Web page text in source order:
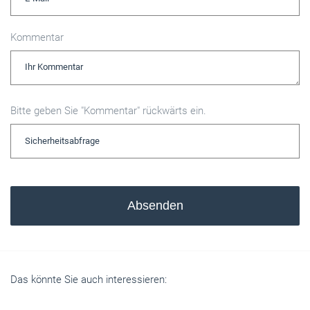
Kommentar
Bitte geben Sie "Kommentar" rückwärts ein.
Absenden
Das könnte Sie auch interessieren: